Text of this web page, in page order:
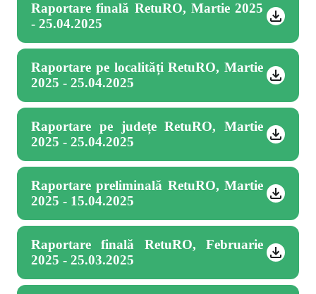
Raportare finală RetuRO, Martie 2025
- 25.04.2025
Raportare pe localități RetuRO, Martie
2025 - 25.04.2025
Raportare pe județe RetuRO, Martie
2025 - 25.04.2025
Raportare preliminală RetuRO, Martie
2025 - 15.04.2025
Raportare finală RetuRO, Februarie
2025 - 25.03.2025